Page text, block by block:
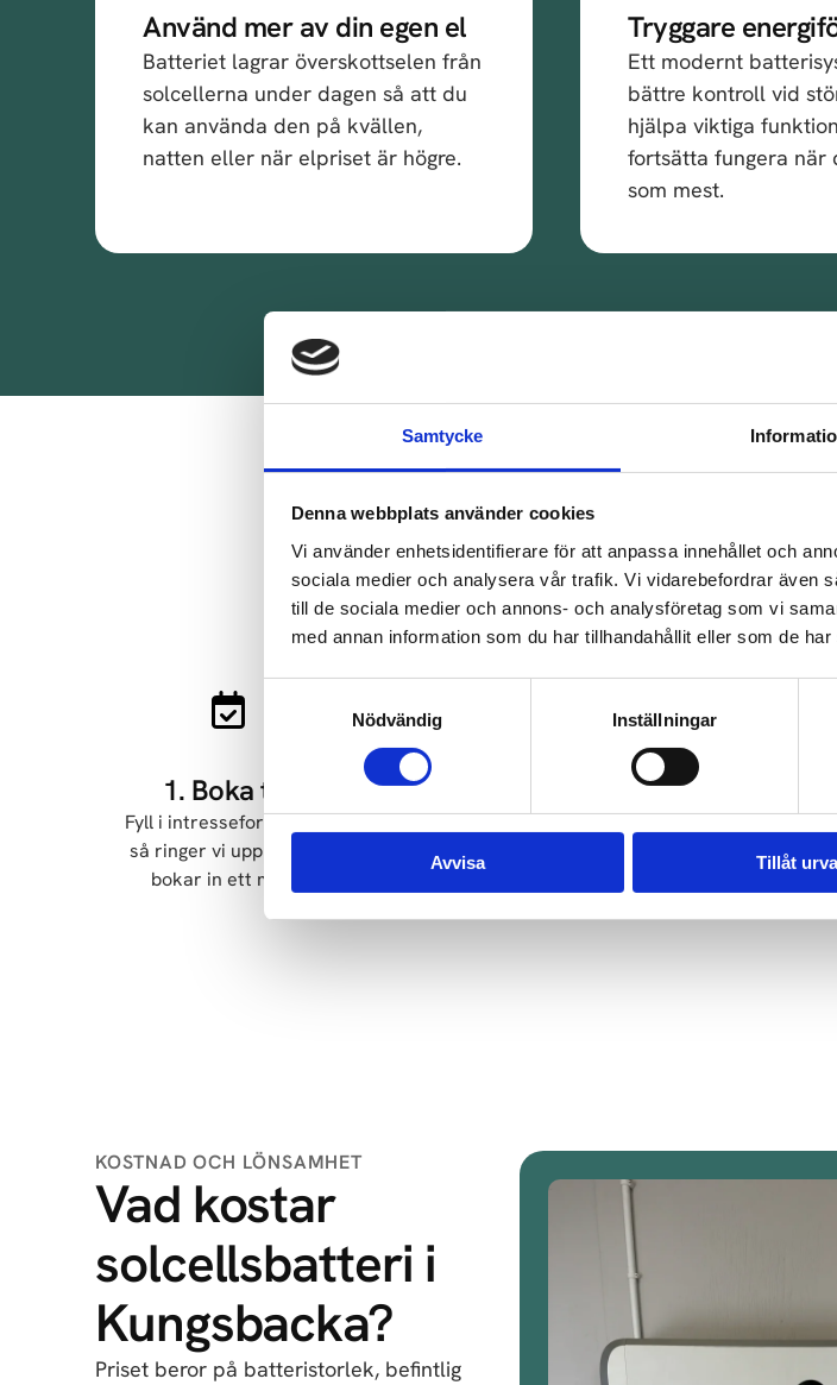
Samtycke
Denna webbplats använder cookies
Vi använder enhetsidentifierare för att anpassa innehållet och
sociala medier och analysera vår trafik. Vi vidarebefordrar även
till de sociala medier och annons- och analysföretag som vi
med annan information som du har tillhandahållit eller som de
Nödvändig
Inställningar
Avvisa Tillåt
Använd mer av din egen el
Batteriet lagrar överskottselen från
solcellerna under dagen så att du
kan använda den på kvällen,
natten eller när elpriset är högre.
Tryggare
Ett modernt
bättre kontroll vid
hjälpa viktiga
fortsätta fungera när
som mest.
Så fungerar det
Vi tar hand om hela processen
Inga dolda avgifter, inga
1. Boka tid
Fyll i intresseformuläret
så ringer vi upp dig och
bokar in ett möte.
2. Träffa oss
Vi kommer hem till dig och
KOSTNAD OCH LÖNSAMHET
Vad kostar
solcellsbatteri i
Kungsbacka?
Priset beror på batteristorlek, befintlig